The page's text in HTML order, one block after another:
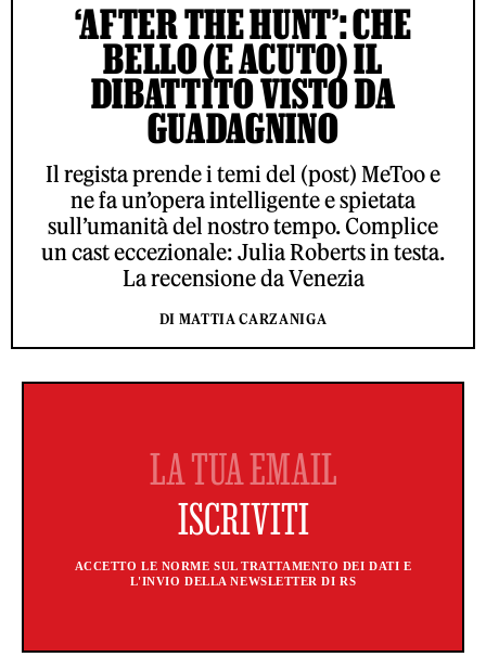
‘AFTER THE HUNT’: CHE
BELLO (E ACUTO) IL
DIBATTITO VISTO DA
GUADAGNINO
Il regista prende i temi del (post) MeToo e
ne fa un’opera intelligente e spietata
sull’umanità del nostro tempo. Complice
un cast eccezionale: Julia Roberts in testa.
La recensione da Venezia
DI MATTIA CARZANIGA
ACCETTO LE NORME SUL TRATTAMENTO DEI DATI E
L'INVIO DELLA NEWSLETTER DI RS